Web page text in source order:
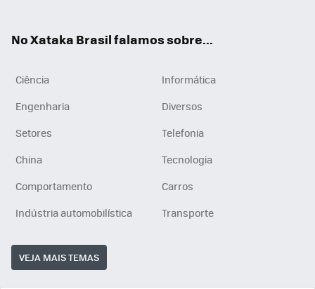
No Xataka Brasil falamos sobre...
Ciência
Informática
Engenharia
Diversos
Setores
Telefonia
China
Tecnologia
Comportamento
Carros
Indústria automobilística
Transporte
VEJA MAIS TEMAS